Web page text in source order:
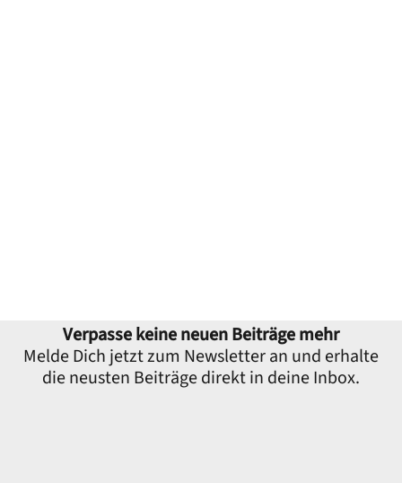
Verpasse keine neuen Beiträge mehr
Melde Dich jetzt zum Newsletter an und erhalte
die neusten Beiträge direkt in deine Inbox.